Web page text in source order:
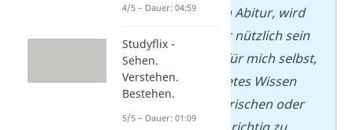
dem Weg zum Abitur, wird
mir das weiter nützlich sein
oder einfach für mich selbst,
um verschüttetes Wissen
wieder aufzufrischen oder
4/5 – Dauer: 04:59
Studyflix -
Sehen.
Verstehen.
Bestehen.
5/5 – Dauer: 01:09